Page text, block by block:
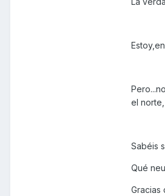
el
Sabéis
Qué
Gracias